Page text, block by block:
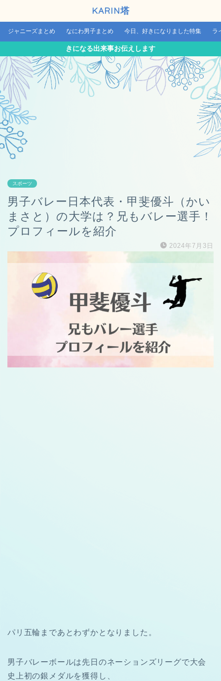
KARIN塔
ジャニーズまとめ なにわ男子まとめ 今日、好きになりました特集 ラ
きになる出来事お伝えします
スポーツ
男子バレー日本代表・甲斐優斗（かい
まさと）の大学は？兄もバレー選手！
プロフィールを紹介
2024年7月3日
パリ五輪まであとわずかとなりました。
男子バレーボールは先日のネーションズリーグで大会
史上初の銀メダルを獲得し、